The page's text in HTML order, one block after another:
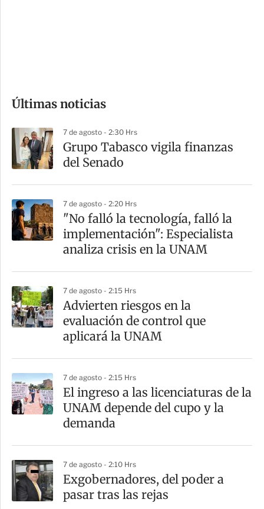
m
a
r
t
r
Últimas noticias
7 de agosto - 2:30 Hrs
Grupo Tabasco vigila finanzas
del Senado
7 de agosto - 2:20 Hrs
"No falló la tecnología, falló la
implementación": Especialista
analiza crisis en la UNAM
7 de agosto - 2:15 Hrs
Advierten riesgos en la
evaluación de control que
aplicará la UNAM
7 de agosto - 2:15 Hrs
El ingreso a las licenciaturas de la
UNAM depende del cupo y la
demanda
7 de agosto - 2:10 Hrs
Exgobernadores, del poder a
pasar tras las rejas